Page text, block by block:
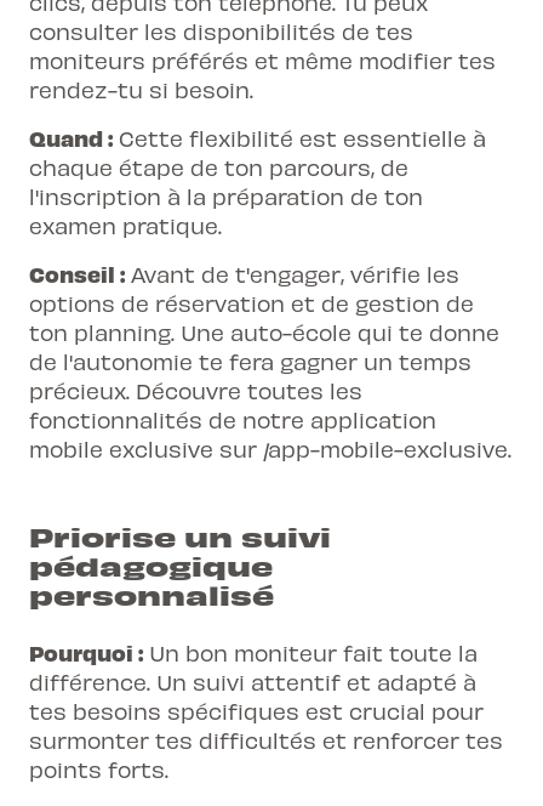
consulter les disponibilités de tes
moniteurs préférés et même modifier tes
rendez-tu si besoin.
Quand : Cette flexibilité est essentielle à
chaque étape de ton parcours, de
l'inscription à la préparation de ton
examen pratique.
Conseil : Avant de t'engager, vérifie les
options de réservation et de gestion de
ton planning. Une auto-école qui te donne
de l'autonomie te fera gagner un temps
précieux. Découvre toutes les
fonctionnalités de notre application
mobile exclusive sur /app-mobile-exclusive.
Priorise un suivi
pédagogique
personnalisé
Pourquoi : Un bon moniteur fait toute la
différence. Un suivi attentif et adapté à
tes besoins spécifiques est crucial pour
surmonter tes difficultés et renforcer tes
points forts.